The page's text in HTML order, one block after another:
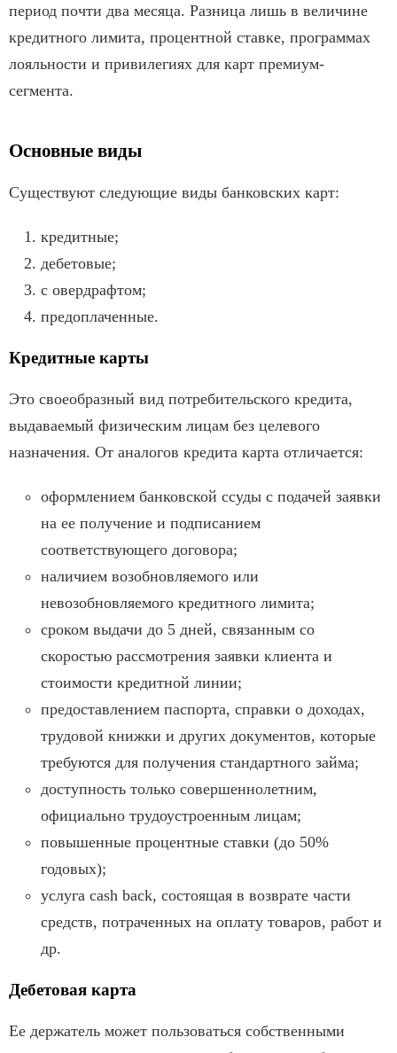
период почти два месяца. Разница лишь в величине
кредитного лимита, процентной ставке, программах
лояльности и привилегиях для карт премиум-
сегмента.
Основные виды
Существуют следующие виды банковских карт:
кредитные;
дебетовые;
с овердрафтом;
предоплаченные.
Кредитные карты
Это своеобразный вид потребительского кредита,
выдаваемый физическим лицам без целевого
назначения. От аналогов кредита карта отличается:
оформлением банковской ссуды с подачей заявки
на ее получение и подписанием
соответствующего договора;
наличием возобновляемого или
невозобновляемого кредитного лимита;
сроком выдачи до 5 дней, связанным со
скоростью рассмотрения заявки клиента и
стоимости кредитной линии;
предоставлением паспорта, справки о доходах,
трудовой книжки и других документов, которые
требуются для получения стандартного займа;
доступность только совершеннолетним,
официально трудоустроенным лицам;
повышенные процентные ставки (до 50%
годовых);
услуга cash back, состоящая в возврате части
средств, потраченных на оплату товаров, работ и
др.
Дебетовая карта
Ее держатель может пользоваться собственными